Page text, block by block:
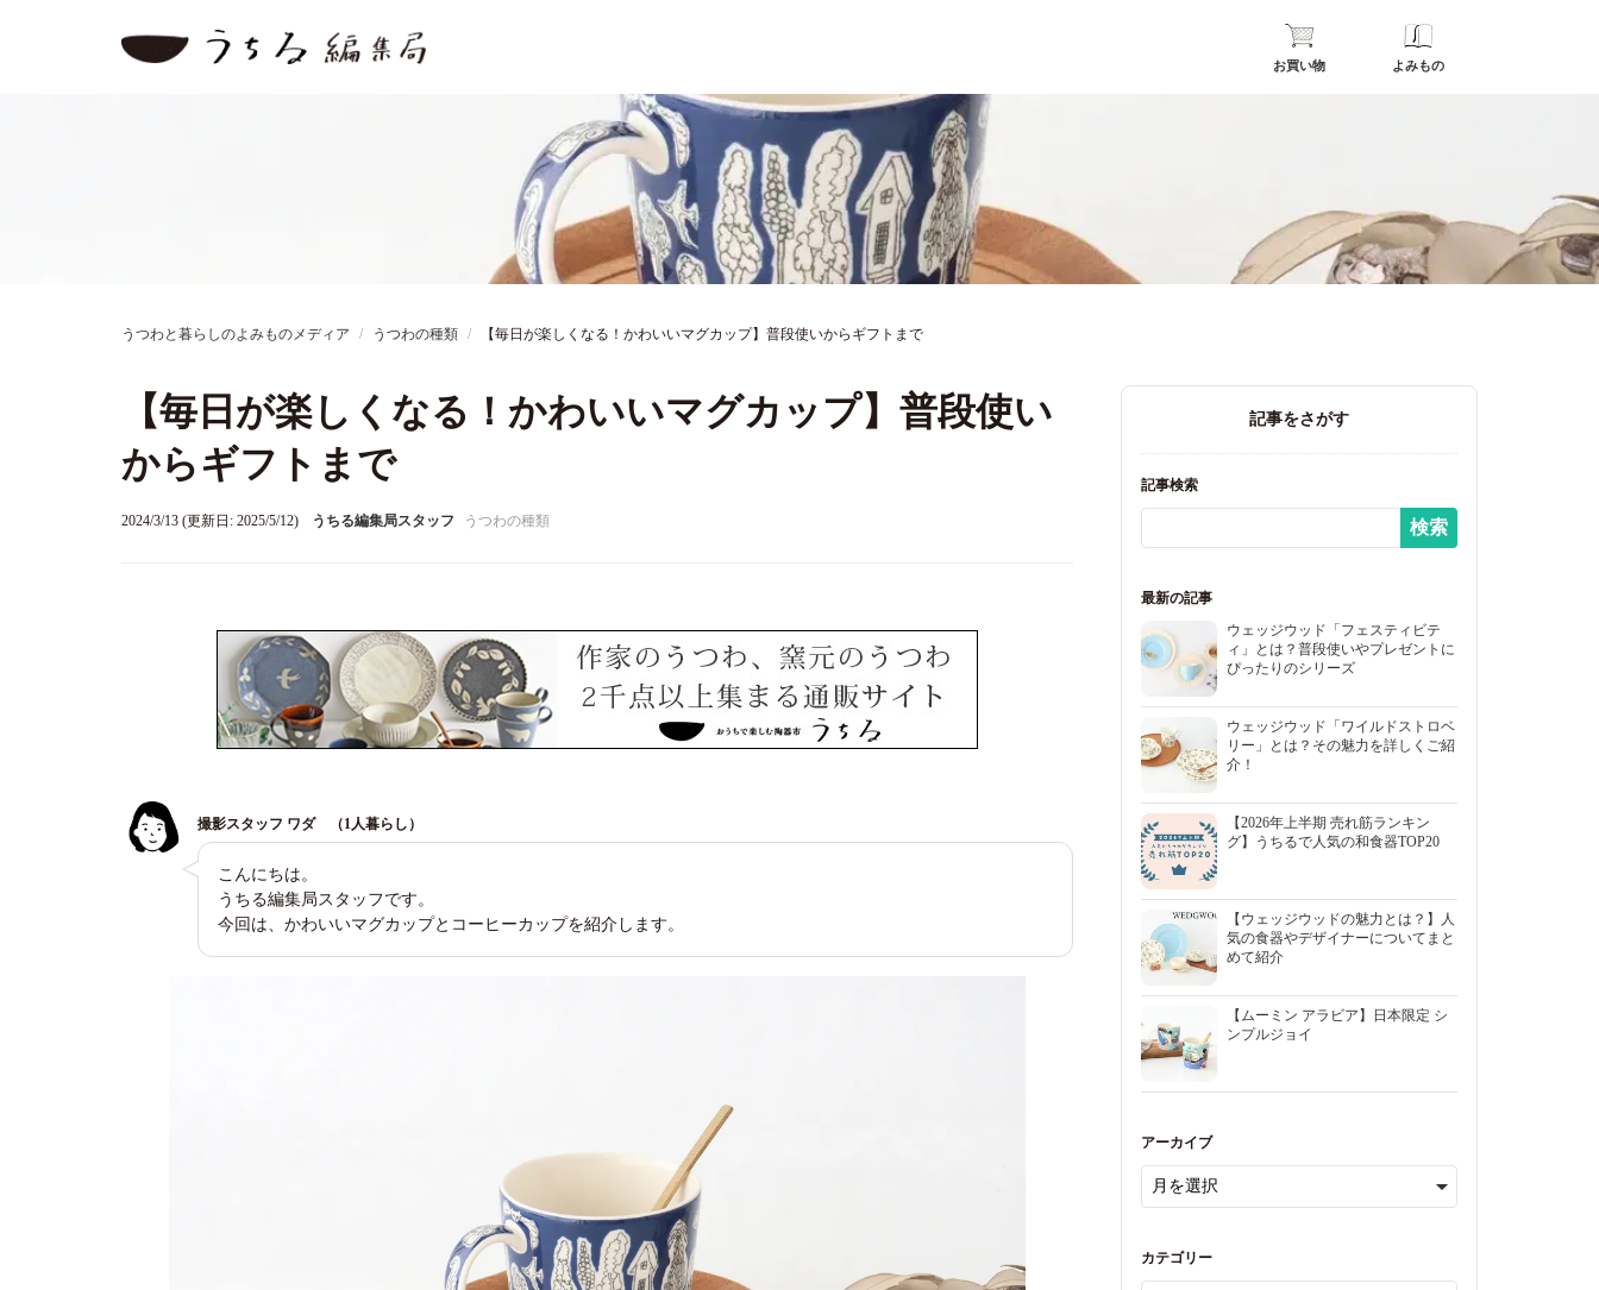
お買い物 よみもの
うつわと暮らしのよみものメディア うつわの種類 【毎日が楽しくなる！かわいいマグカップ】普段使いからギフトまで
【毎日が楽しくなる！かわいいマグカップ】普段使い
からギフトまで
2024/3/13 (更新日: 2025/5/12) うちる編集局スタッフ うつわの種類
撮影スタッフ ワダ （1人暮らし）
こんにちは。
うちる編集局スタッフです。
今回は、かわいいマグカップとコーヒーカップを紹介します。
記事をさがす
記事検索
最新の記事
ウェッジウッド「フェスティビテ
ィ」とは？普段使いやプレゼントに
ぴったりのシリーズ
ウェッジウッド「ワイルドストロベ
リー」とは？その魅力を詳しくご紹
介！
【2026年上半期 売れ筋ランキン
グ】うちるで人気の和食器TOP20
【ウェッジウッドの魅力とは？】人
気の食器やデザイナーについてまと
めて紹介
【ムーミン アラビア】日本限定 シ
ンプルジョイ
アーカイブ
カテゴリー